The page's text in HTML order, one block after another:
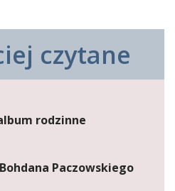
czytane
rodzinne
Paczowskiego